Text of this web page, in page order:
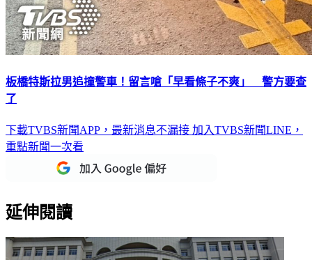
板橋特斯拉男追撞警車！留言嗆「早看條子不爽」 警方要查
了
下載TVBS新聞APP，最新消息不漏接 加入TVBS新聞LINE，
重點新聞一次看
延伸閱讀